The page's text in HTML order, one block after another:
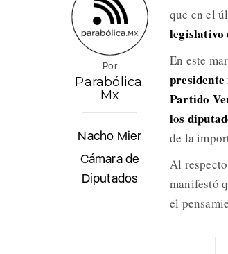
Por
Parabólica.
Mx
Nacho Mier
Cámara de
Diputados
que en el
legislativo
En este
Partido
los
de la
Al
manifestó
el